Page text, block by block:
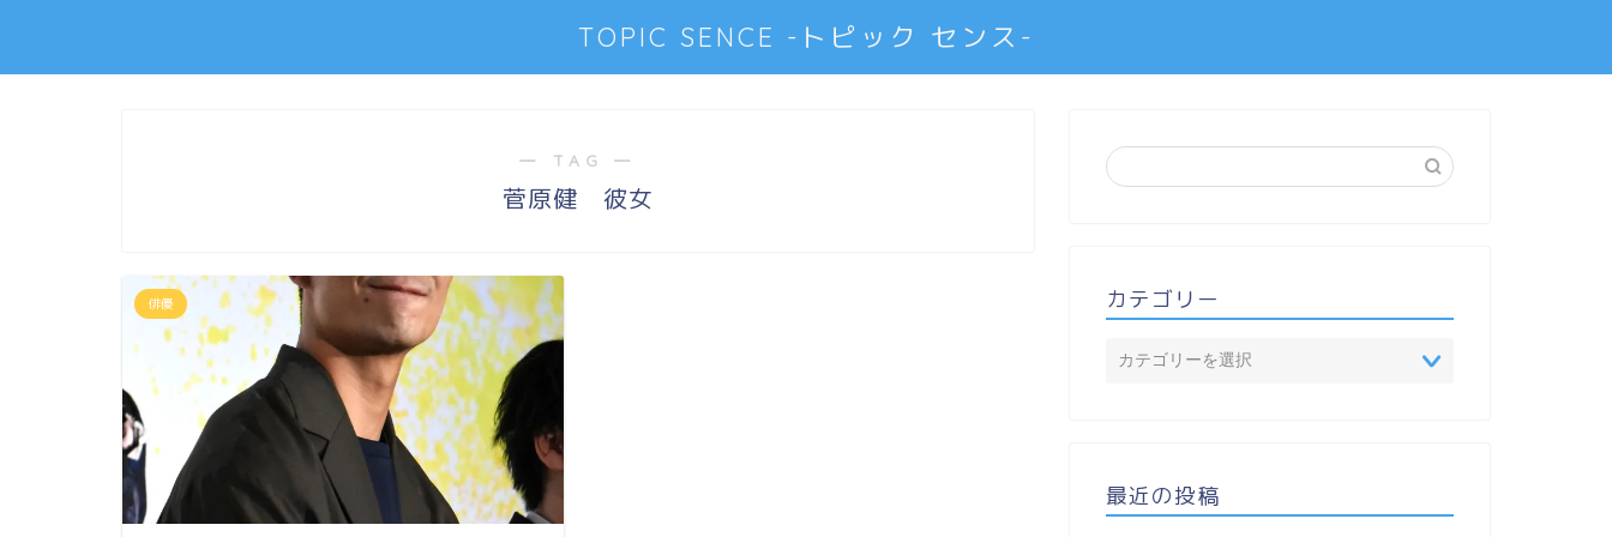
TOPIC SENCE -トピック センス-
― TAG ―
菅原健 彼女
俳優 カテゴリー
最近の投稿